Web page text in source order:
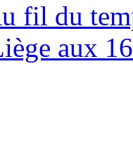
fil du
aux